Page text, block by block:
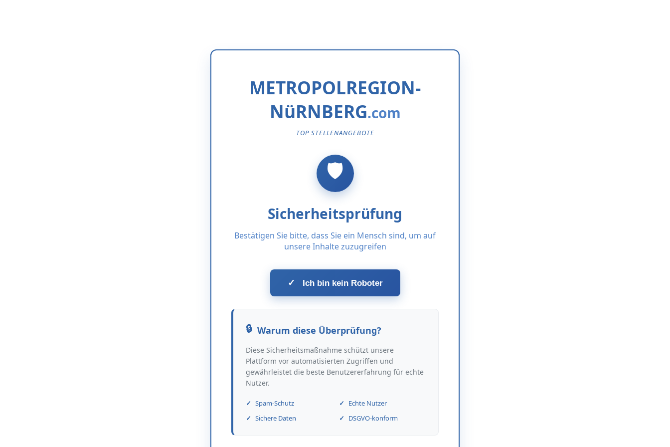
METROPOLREGION-
NüRNBERG
TOP STELLENANGEBOTE
Sicherheitsprüfung
Bestätigen Sie bitte, dass Sie ein Mensch sind, um auf
unsere Inhalte zuzugreifen
✓ Ich bin kein Roboter
Warum diese Überprüfung?
Diese Sicherheitsmaßnahme schützt unsere
Plattform vor automatisierten Zugriffen und
gewährleistet die beste Benutzererfahrung für echte
Nutzer.
Spam-Schutz
Echte Nutzer
Sichere Daten
DSGVO-konform